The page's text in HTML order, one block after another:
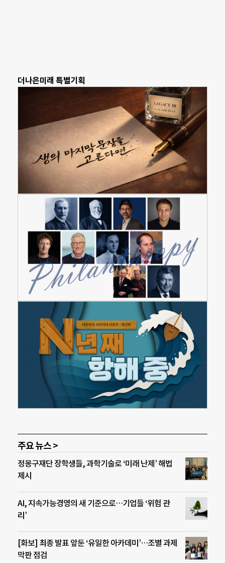
더나은미래 특별기획
주요 뉴스 >
정몽구재단 장학생들, 과학기술로 ‘미래 난제’ 해법
제시
AI, 지속가능경영의 새 기준으로…기업들 ‘위험 관
리’
[화보] 최종 발표 앞둔 ‘유일한 아카데미’…조별 과제
막판 점검